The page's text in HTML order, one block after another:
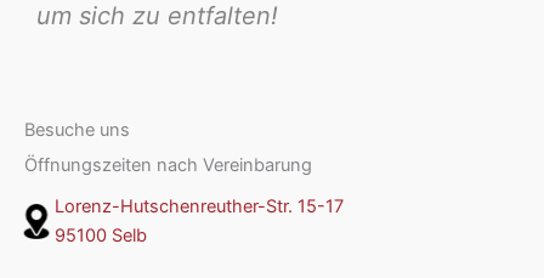
um sich zu entfalten!
Besuche uns
Öffnungszeiten nach Vereinbarung
Lorenz-Hutschenreuther-Str. 15-17
95100 Selb